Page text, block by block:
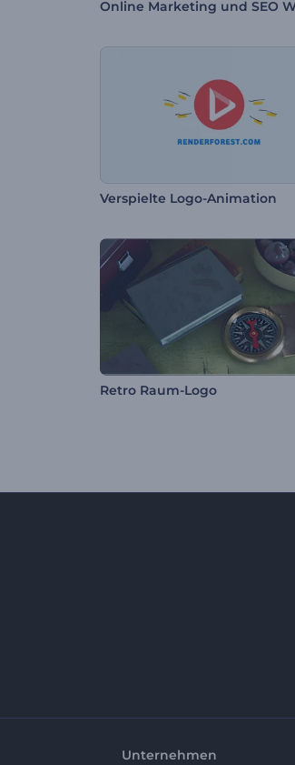
Verspielte Logo-Animation
Retro Raum-Logo
Unternehmen